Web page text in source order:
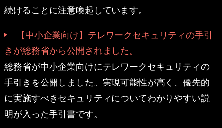
続けることに注意喚起しています。
【中小企業向け】テレワークセキュリティの手引
きが総務省から公開されました。
総務省が中小企業向けにテレワークセキュリティの
手引きを公開しました。実現可能性が高く、優先的
に実施すべきセキュリティについてわかりやすい説
明が入った手引書です。